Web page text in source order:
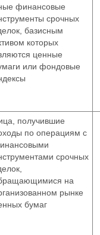
финансовые
срочных
базисным
которых
ценные
или фондовые
получившие
по операциям с
срочных
на
рынке
бумаг